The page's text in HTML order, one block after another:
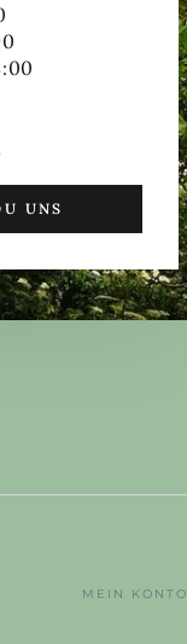
UNS
MEIN KONTO